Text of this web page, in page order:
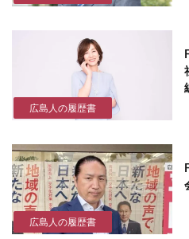
広島人の履歴書
広島人の履歴書